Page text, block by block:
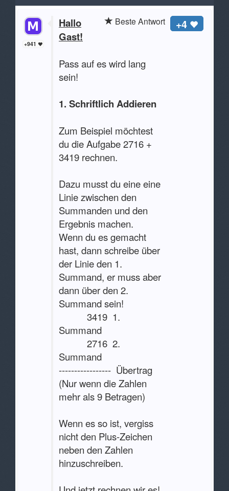
+941
+4
Beste Antwort
Hallo
Gast!
Pass auf es wird lang
sein!
1. Schriftlich Addieren
Zum Beispiel möchtest
du die Aufgabe 2716 +
3419 rechnen.
Dazu musst du eine eine
Linie zwischen den
Summanden und den
Ergebnis machen.
Wenn du es gemacht
hast, dann schreibe über
der Linie den 1.
Summand, er muss aber
dann über den 2.
Summand sein!
3419 1.
Summand
2716 2.
Summand
----------------- Übertrag
(Nur wenn die Zahlen
mehr als 9 Betragen)
Wenn es so ist, vergiss
nicht den Plus-Zeichen
neben den Zahlen
hinzuschreiben.